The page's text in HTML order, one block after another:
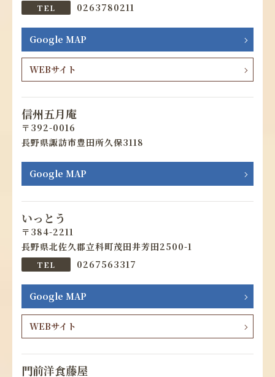
0263780211
Google MAP
WEBサイト
信州五月庵
392-0016
長野県諏訪市豊田所久保3118
Google MAP
いっとう
384-2211
長野県北佐久郡立科町茂田井芳田2500-1
0267563317
Google MAP
WEBサイト
門前洋食藤屋